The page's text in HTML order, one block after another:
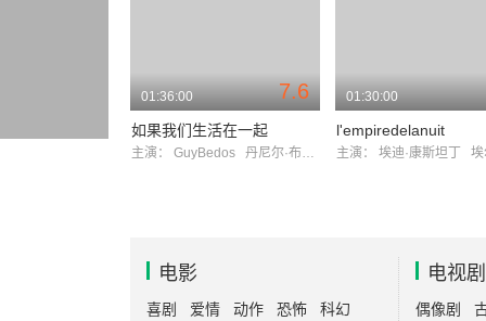
7.6
01:36:00
如果我们生活在一起
主演： GuyBedos 丹尼尔·布鲁赫
01:30:00
l'empiredelanuit
主演： 埃迪·康斯坦丁 埃尔
电影
喜剧 爱情 动作 恐怖 科幻
电视剧
偶像剧